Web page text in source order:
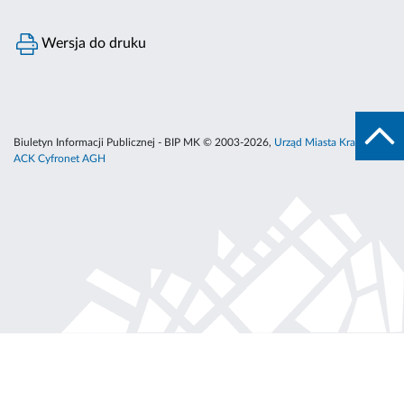
Wersja do druku
Biuletyn Informacji Publicznej - BIP MK © 2003-2026, Urząd Miasta Krakowa
ACK Cyfronet AGH